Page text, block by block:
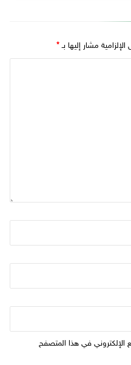
الإلزامية مشار إليها بـ*
الإلكتروني في هذا المتصفح